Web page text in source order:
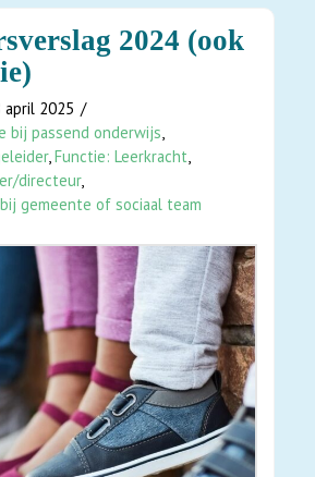
2024 (ook
april 2025
bij passend onderwijs
,Functie: Leerkracht
directeur,
gemeente of sociaal team